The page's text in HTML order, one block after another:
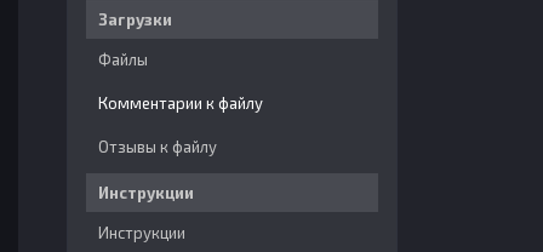
Загрузки
Файлы
Комментарии к файлу
Отзывы к файлу
Инструкции
Инструкции